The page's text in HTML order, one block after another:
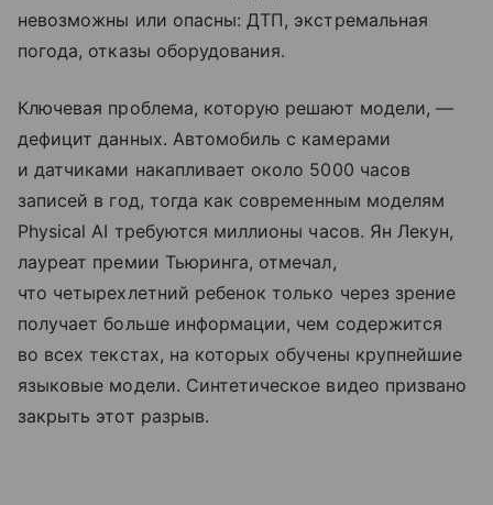
невозможны или опасны: ДТП, экстремальная
погода, отказы оборудования.
Ключевая проблема, которую решают модели, —
дефицит данных. Автомобиль с камерами
и датчиками накапливает около 5000 часов
записей в год, тогда как современным моделям
Physical AI требуются миллионы часов. Ян Лекун,
лауреат премии Тьюринга, отмечал,
что четырехлетний ребенок только через зрение
получает больше информации, чем содержится
во всех текстах, на которых обучены крупнейшие
языковые модели. Синтетическое видео призвано
закрыть этот разрыв.